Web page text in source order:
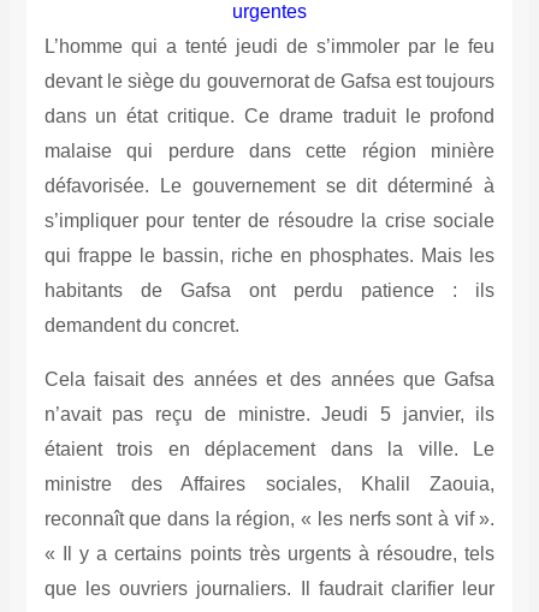
urgentes
L’homme qui a tenté jeudi de s’immoler par le feu
devant le siège du gouvernorat de Gafsa est toujours
dans un état critique. Ce drame traduit le profond
malaise qui perdure dans cette région minière
défavorisée. Le gouvernement se dit déterminé à
s’impliquer pour tenter de résoudre la crise sociale
qui frappe le bassin, riche en phosphates. Mais les
habitants de Gafsa ont perdu patience : ils
demandent du concret.
Cela faisait des années et des années que Gafsa
n’avait pas reçu de ministre. Jeudi 5 janvier, ils
étaient trois en déplacement dans la ville. Le
ministre des Affaires sociales, Khalil Zaouia,
reconnaît que dans la région, « les nerfs sont à vif ».
« Il y a certains points très urgents à résoudre, tels
que les ouvriers journaliers. Il faudrait clarifier leur